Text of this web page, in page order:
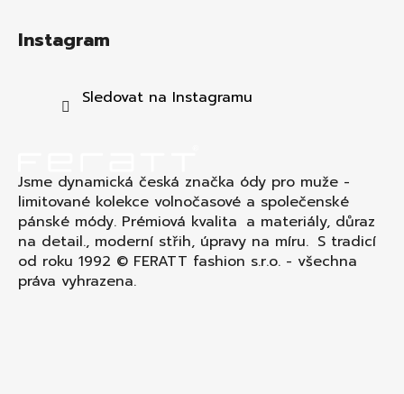
Instagram
Sledovat na Instagramu
Jsme dynamická česká značka ódy pro muže -
limitované kolekce volnočasové a společenské
pánské módy. Prémiová kvalita a materiály, důraz
na detail., moderní střih, úpravy na míru. S tradicí
od roku 1992 © FERATT fashion s.r.o. - všechna
práva vyhrazena.